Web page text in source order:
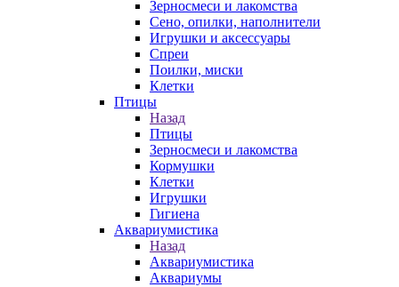
Зерносмеси и лакомства
Сено, опилки, наполнители
Игрушки и аксессуары
Спреи
Поилки, миски
Клетки
Птицы
Назад
Птицы
Зерносмеси и лакомства
Кормушки
Клетки
Игрушки
Гигиена
Аквариумистика
Назад
Аквариумистика
Аквариумы